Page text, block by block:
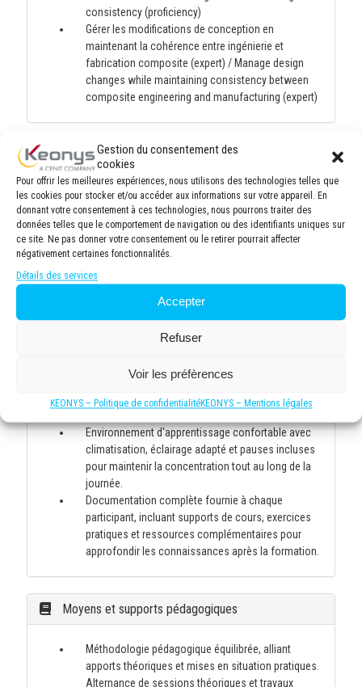
Gestion du consentement des
cookies
Pour offrir les meilleures expériences, nous utilisons des technologies telles que
les cookies pour stocker et/ou accéder aux informations sur votre appareil. En
donnant votre consentement à ces technologies, nous pourrons traiter des
données telles que le comportement de navigation ou des identifiants uniques sur
ce site. Ne pas donner votre consentement ou le retirer pourrait affecter
négativement certaines fonctionnalités.
Détails des services
Accepter
Refuser
Voir les préfèrences
KEONYS – Politique de confidentialitéKEONYS – Mentions légales
consistency (proficiency)
Gérer les modifications de conception en
maintenant la cohérence entre ingénierie et
fabrication composite (expert) / Manage design
changes while maintaining consistency between
composite engineering and manufacturing (expert)
Modalités pédagogiques
Salle de formation moderne et spacieuse, équipée
de 8 postes de travail ergonomiques avec
ordinateurs performants et connexion internet haut
débit. Vidéo projecteur haute définition pour une
Tableau blanc pour des sessions participatives.
8 personnes maximum par session en présentiel et
afin de garantir une formation de qualité, permettant
taille de groupe optimale facilite les exercices
pratiques, les discussions approfondies et un suivi
Environnement d'apprentissage confortable avec
climatisation, éclairage adapté et pauses incluses
pour maintenir la concentration tout au long de la
journée.
Documentation complète fournie à chaque
participant, incluant supports de cours, exercices
pratiques et ressources complémentaires pour
approfondir les connaissances après la formation.
Moyens et supports pédagogiques
Méthodologie pédagogique équilibrée, alliant
apports théoriques et mises en situation pratiques.
Alternance de sessions théoriques et travaux